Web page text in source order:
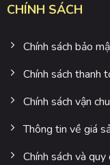
CHÍNH SÁCH
Chính sách bảo
Chính sách thanh
Chính sách vận
Thông tin về giá
Chính sách và quy